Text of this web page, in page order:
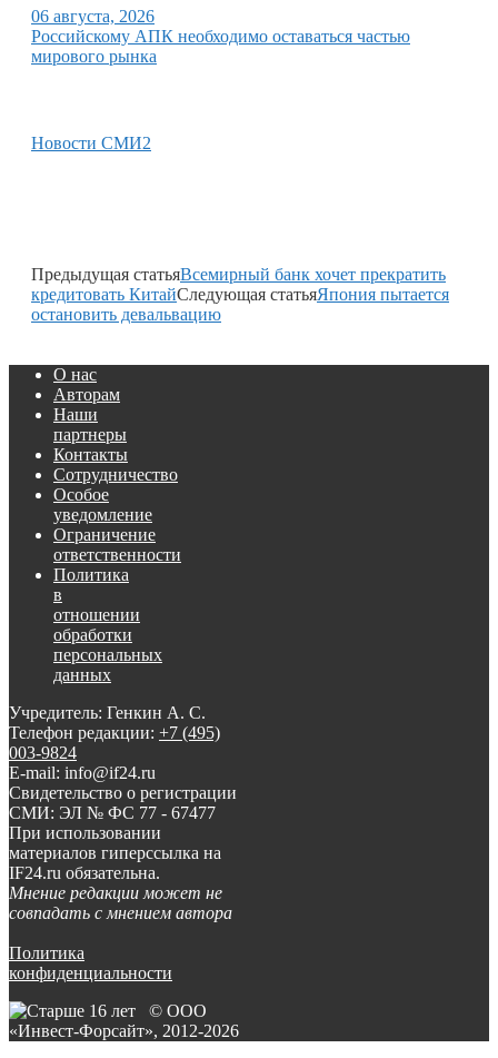
06 августа, 2026
Российскому АПК необходимо оставаться частью
мирового рынка
Новости СМИ2
Предыдущая статьяВсемирный банк хочет прекратить
кредитовать КитайСледующая статьяЯпония пытается
остановить девальвацию
О нас
Авторам
Наши
партнеры
Контакты
Сотрудничество
Особое
уведомление
Ограничение
ответственности
Политика
в
отношении
обработки
персональных
данных
Учредитель: Генкин А. С.
Телефон редакции: +7 (495)
003-9824
E-mail: info@if24.ru
Свидетельство о регистрации
СМИ: ЭЛ № ФС 77 - 67477
При использовании
материалов гиперссылка на
IF24.ru обязательна.
Мнение редакции может не
совпадать с мнением автора
Политика
конфиденциальности
© ООО
«Инвест-Форсайт», 2012-2026